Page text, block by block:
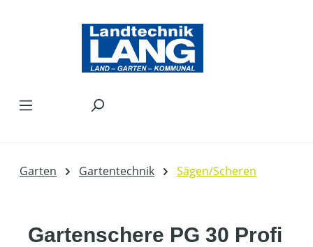
Garten Gartentechnik Sägen/Scheren
Gartenschere PG 30 Profi